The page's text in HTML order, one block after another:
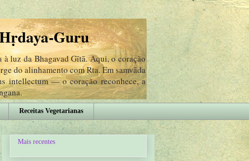
Guru
luz da Bhagavad Gītā. Aqui, o coração
do alinhamento com Ṛta. Em samvāda
intellectum — o coração reconhece, a
Receitas Vegetarianas
Mais recentes